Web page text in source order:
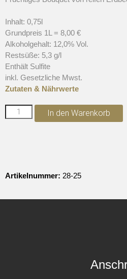
Inhalt: 0,75l
Grundpreis 1L = 8,00 €
Alkoholgehalt: 12,0% Vol.
Restsüße: 5,3 g/l
Enthält Sulfite
inkl. Gesetzliche Mwst.
Zutaten & Nährwerte
In den Warenkorb
Artikelnummer: 28-25